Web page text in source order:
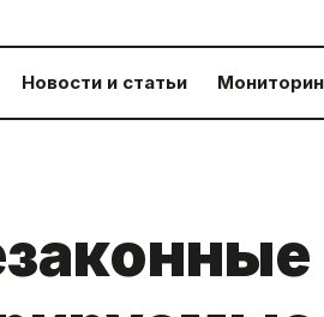
Новости и статьи